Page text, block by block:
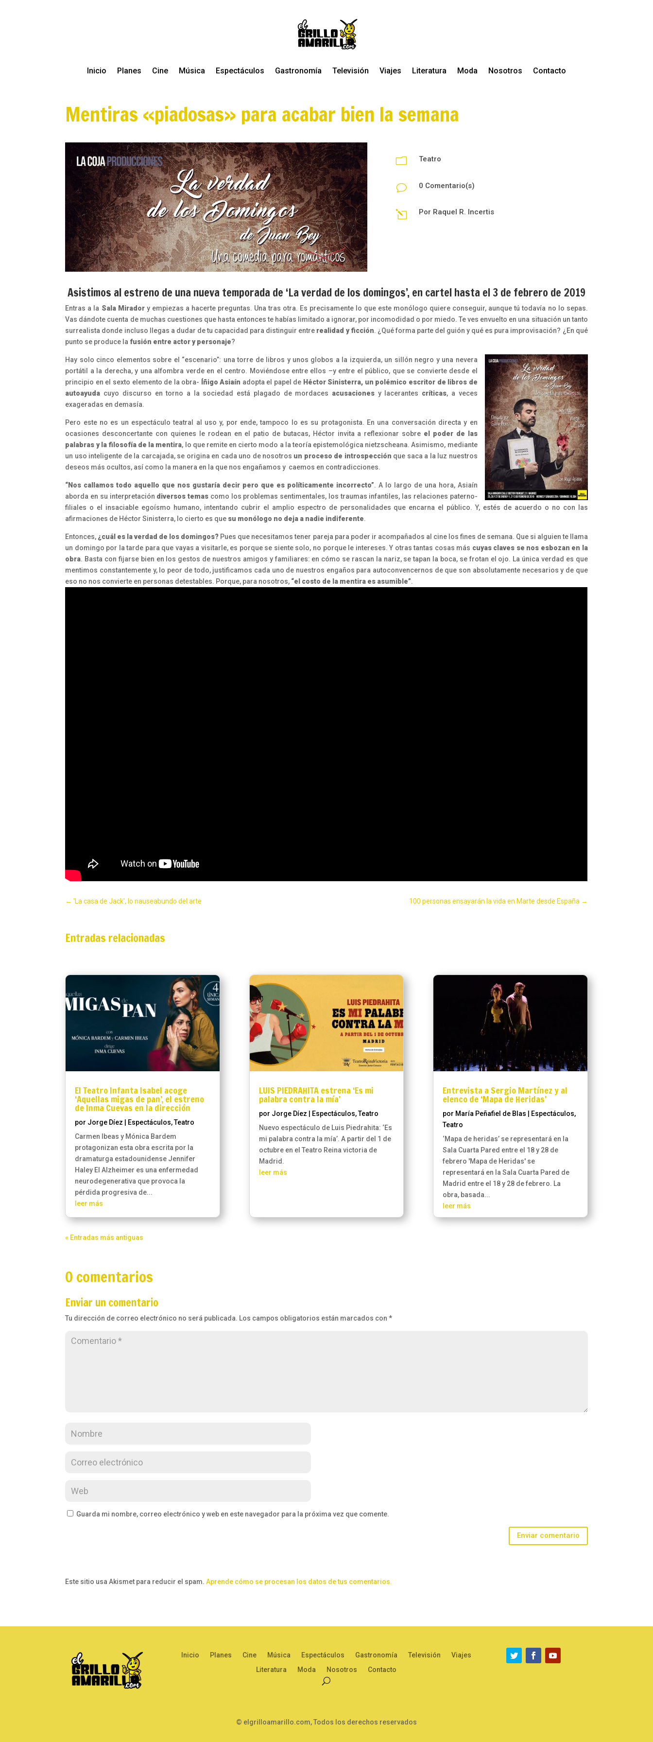
Inicio Planes Cine Música Espectáculos Gastronomía Televisión Viajes Literatura Moda Nosotros Contacto
Mentiras «piadosas» para acabar bien la semana
m Teatro
v 0 Comentario(s)
l Por Raquel R. Incertis
Asistimos al estreno de una nueva temporada de ‘La verdad de los domingos’, en cartel hasta el 3 de febrero de 2019
Entras a la Sala Miradory empiezas a hacerte preguntas. Una tras otra. Es precisamente lo que este monólogo quiere conseguir, aunque tú todavía no lo sepas.
Vas dándote cuenta de muchas cuestiones que hasta entonces te habías limitado a ignorar, por incomodidad o por miedo. Te ves envuelto en una situación un tanto
surrealista donde incluso llegas a dudar de tu capacidad para distinguir entre realidad y ficción. ¿Qué forma parte del guión y qué es pura improvisación? ¿En qué
punto se produce la fusión entre actor y personaje?
Hay solo cinco elementos sobre el “escenario”: una torre de libros y unos globos a la izquierda, un sillón negro y una nevera
portátil a la derecha, y una alfombra verde en el centro. Moviéndose entre ellos –y entre el público, que se convierte desde el
principio en el sexto elemento de la obra-
Íñigo Asiaín adopta el papel de Héctor Sinisterra, un polémico escritor de libros de
autoayuda cuyo discurso en torno a la sociedad está plagado de mordaces acusaciones y lacerantes críticas, a veces
exageradas en demasía.
Pero este no es un espectáculo teatral al uso y, por ende, tampoco lo es su protagonista. En una conversación directa y en
ocasiones desconcertante con quienes le rodean en el patio de butacas, Héctor invita a reflexionar sobre el poder de las
palabras y la filosofía de la mentira, lo que remite en cierto modo a la teoría epistemológica nietzscheana. Asimismo, mediante
un uso inteligente de la carcajada, se origina en cada uno de nosotros un proceso de introspección que saca a la luz nuestros
deseos más ocultos, así como la manera en la que nos engañamos y caemos en contradicciones.
“Nos callamos todo aquello que nos gustaría decir pero que es políticamente incorrecto”. A lo largo de una hora, Asiaín
aborda en su interpretación diversos temas como los problemas sentimentales, los traumas infantiles, las relaciones paterno-
filiales o el insaciable egoísmo humano, intentando cubrir el amplio espectro de personalidades que encarna el público. Y, estés de acuerdo o no con las
afirmaciones de Héctor Sinisterra, lo cierto es que su monólogo no deja a nadie indiferente.
Entonces, ¿cuál es la verdad de los domingos? Pues que necesitamos tener pareja para poder ir acompañados al cine los fines de semana. Que si alguien te llama
un domingo por la tarde para que vayas a visitarle, es porque se siente solo, no porque le intereses. Y otras tantas cosas más cuyas claves se nos esbozan en la
obra. Basta con fijarse bien en los gestos de nuestros amigos y familiares: en cómo se rascan la nariz, se tapan la boca, se frotan el ojo. La única verdad es que
mentimos constantemente y, lo peor de todo, justificamos cada uno de nuestros engaños para autoconvencernos de que son absolutamente necesarios y de que
eso no nos convierte en personas detestables. Porque, para nosotros, “el costo de la mentira es asumible”.
←'La casa de Jack', lo nauseabundo del arte 100 personas ensayarán la vida en Marte desde España →
Entradas relacionadas
El Teatro Infanta Isabel acoge
‘Aquellas migas de pan’, el estreno
de Inma Cuevas en la dirección
por Jorge Díez Espectáculos,Teatro
Carmen Ibeas y Mónica Bardem
protagonizan esta obra escrita por la
dramaturga estadounidense Jennifer
Haley El Alzheimer es una enfermedad
neurodegenerativa que provoca la
pérdida progresiva de...
leer más
LUIS PIEDRAHITA estrena ‘Es mi
palabra contra la mía’
por Jorge Díez Espectáculos,Teatro
Nuevo espectáculo de Luis Piedrahita: ‘Es
mi palabra contra la mía’. A partir del 1 de
octubre en el Teatro Reina victoria de
Madrid.
leer más
Entrevista a Sergio Martínez y al
elenco de ‘Mapa de Heridas’
por María Peñafiel de Blas Espectáculos,
Teatro
‘Mapa de heridas’ se representará en la
Sala Cuarta Pared entre el 18 y 28 de
febrero 'Mapa de Heridas' se
representará en la Sala Cuarta Pared de
Madrid entre el 18 y 28 de febrero. La
obra, basada...
leer más
« Entradas más antiguas
0 comentarios
Enviar un comentario
Tu dirección de correo electrónico no será publicada. Los campos obligatorios están marcados con*
Guarda mi nombre, correo electrónico y web en este navegador para la próxima vez que comente.
Enviar comentario
Este sitio usa Akismet para reducir el spam.Aprende cómo se procesan los datos de tus comentarios.
Inicio Planes Cine Música Espectáculos Gastronomía Televisión
Viajes
Literatura
Moda Nosotros Contacto
© elgrilloamarillo.com, Todos los derechos reservados